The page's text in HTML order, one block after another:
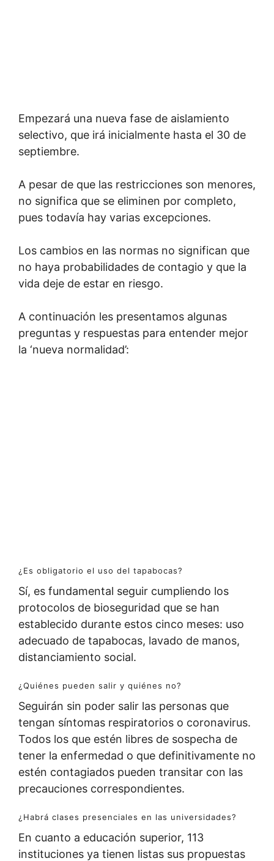
Empezará una nueva fase de aislamiento
selectivo, que irá inicialmente hasta el 30 de
septiembre.
A pesar de que las restricciones son menores,
no significa que se eliminen por completo,
pues todavía hay varias excepciones.
Los cambios en las normas no significan que
no haya probabilidades de contagio y que la
vida deje de estar en riesgo.
A continuación les presentamos algunas
preguntas y respuestas para entender mejor
la ‘nueva normalidad’:
¿Es obligatorio el uso del tapabocas?
Sí, es fundamental seguir cumpliendo los
protocolos de bioseguridad que se han
establecido durante estos cinco meses: uso
adecuado de tapabocas, lavado de manos,
distanciamiento social.
¿Quiénes pueden salir y quiénes no?
Seguirán sin poder salir las personas que
tengan síntomas respiratorios o coronavirus.
Todos los que estén libres de sospecha de
tener la enfermedad o que definitivamente no
estén contagiados pueden transitar con las
precauciones correspondientes.
¿Habrá clases presenciales en las universidades?
En cuanto a educación superior, 113
instituciones ya tienen listas sus propuestas